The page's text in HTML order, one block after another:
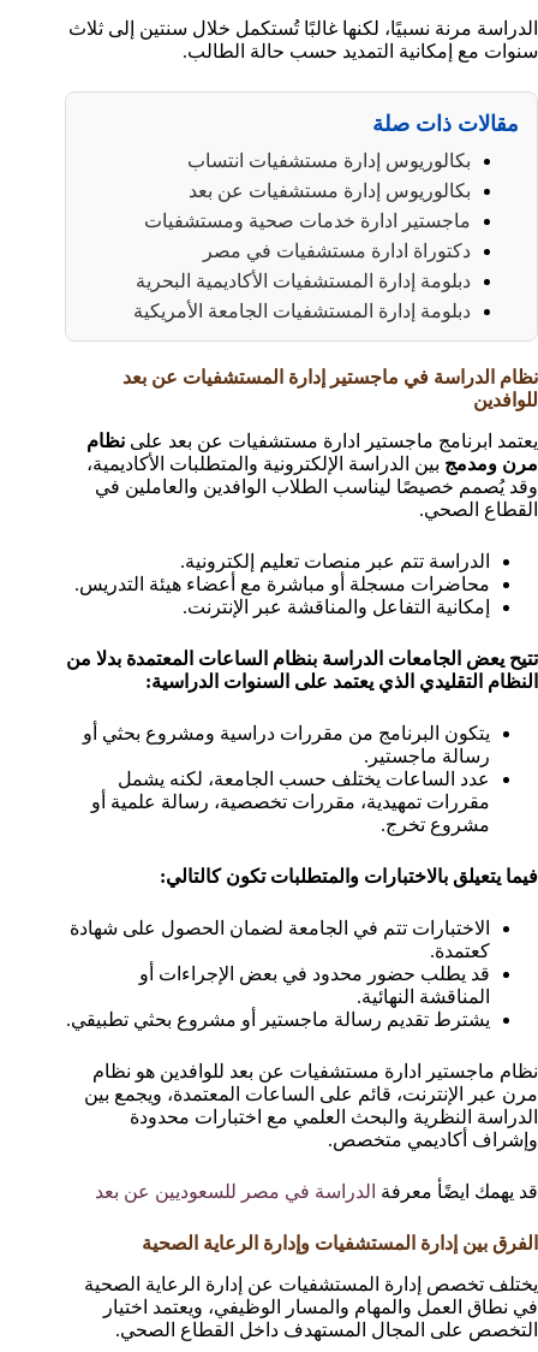
الدراسة مرنة نسبيًا، لكنها غالبًا تُستكمل خلال سنتين إلى ثلاث
سنوات مع إمكانية التمديد حسب حالة الطالب.
مقالات ذات صلة
بكالوريوس إدارة مستشفيات انتساب
بكالوريوس إدارة مستشفيات عن بعد
ماجستير ادارة خدمات صحية ومستشفيات
دكتوراة ادارة مستشفيات في مصر
دبلومة إدارة المستشفيات الأكاديمية البحرية
دبلومة إدارة المستشفيات الجامعة الأمريكية
نظام الدراسة في ماجستير إدارة المستشفيات عن بعد
للوافدين
يعتمد ابرنامج ماجستير ادارة مستشفيات عن بعد على نظام
مرن ومدمج بين الدراسة الإلكترونية والمتطلبات الأكاديمية،
وقد يُصمم خصيصًا ليناسب الطلاب الوافدين والعاملين في
القطاع الصحي.
الدراسة تتم عبر منصات تعليم إلكترونية.
محاضرات مسجلة أو مباشرة مع أعضاء هيئة التدريس.
إمكانية التفاعل والمناقشة عبر الإنترنت.
تتيح يعض الجامعات الدراسة بنظام الساعات المعتمدة بدلا من
النظام التقليدي الذي يعتمد على السنوات الدراسية:
يتكون البرنامج من مقررات دراسية ومشروع بحثي أو
رسالة ماجستير.
عدد الساعات يختلف حسب الجامعة، لكنه يشمل
مقررات تمهيدية، مقررات تخصصية، رسالة علمية أو
مشروع تخرج.
فيما يتعيلق بالاختبارات والمتطلبات تكون كالتالي:
الاختبارات تتم في الجامعة لضمان الحصول على شهادة
كعتمدة.
قد يطلب حضور محدود في بعض الإجراءات أو
المناقشة النهائية.
يشترط تقديم رسالة ماجستير أو مشروع بحثي تطبيقي.
نظام ماجستير ادارة مستشفيات عن بعد للوافدين هو نظام
مرن عبر الإنترنت، قائم على الساعات المعتمدة، ويجمع بين
الدراسة النظرية والبحث العلمي مع اختبارات محدودة
وإشراف أكاديمي متخصص.
قد يهمك ايضًأ معرفة الدراسة في مصر للسعوديين عن بعد
الفرق بين إدارة المستشفيات وإدارة الرعاية الصحية
يختلف تخصص إدارة المستشفيات عن إدارة الرعاية الصحية
في نطاق العمل والمهام والمسار الوظيفي، ويعتمد اختيار
التخصص على المجال المستهدف داخل القطاع الصحي.